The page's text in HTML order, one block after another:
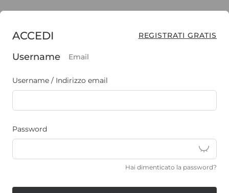
ACCEDI REGISTRATI GRATIS
Username Email
Username / Indirizzo email
Password
Hai dimenticato la password?